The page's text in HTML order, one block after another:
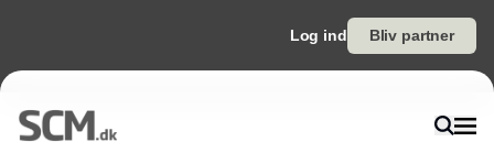
Log ind Bliv partner